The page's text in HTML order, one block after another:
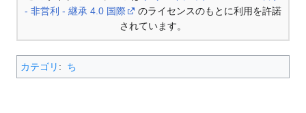
- 非営利 - 継承 4.0 国際
のライセンスのもとに利用を許諾
されています。
カテゴリ : ち